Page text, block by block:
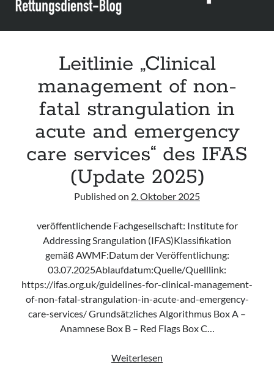
Leitlinie „Clinical
management of non-
fatal strangulation in
acute and emergency
care services“ des IFAS
(Update 2025)
Published on 2. Oktober 2025
veröffentlichende Fachgesellschaft: Institute for
Addressing Srangulation (IFAS)Klassifikation
gemäß AWMF:Datum der Veröffentlichung:
03.07.2025Ablaufdatum:Quelle/Quelllink:
https://ifas.org.uk/guidelines-for-clinical-management-
of-non-fatal-strangulation-in-acute-and-emergency-
care-services/ Grundsätzliches Algorithmus Box A –
Anamnese Box B – Red Flags Box C…
Weiterlesen